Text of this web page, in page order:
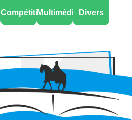
CompétitionsMultimédia Divers